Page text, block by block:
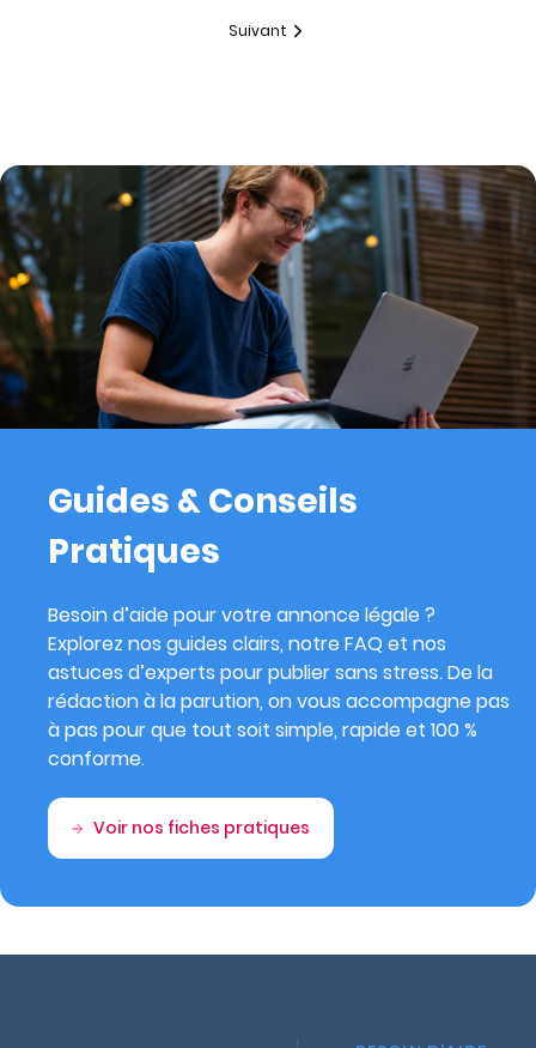
Suivant
Guides & Conseils
Pratiques
Besoin d’aide pour votre annonce légale ?
Explorez nos guides clairs, notre FAQ et nos
astuces d’experts pour publier sans stress. De la
rédaction à la parution, on vous accompagne pas
à pas pour que tout soit simple, rapide et 100 %
conforme.
Voir nos fiches pratiques